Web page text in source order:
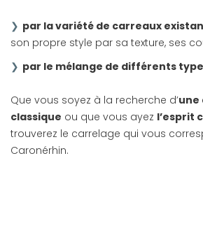
par la variété de carreaux
son propre style par sa texture, ses
par le mélange de différents
Que vous soyez à la recherche d’une
classique ou que vous ayez l’esprit
trouverez le carrelage qui vous
Caronérhin.